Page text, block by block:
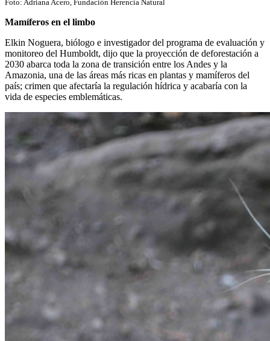
Foto: Adriana Acero, Fundación Herencia Natural
Mamíferos en el limbo
Elkin Noguera, biólogo e investigador del programa de evaluación y
monitoreo del Humboldt, dijo que la proyección de deforestación a
2030 abarca toda la zona de transición entre los Andes y la
Amazonia, una de las áreas más ricas en plantas y mamíferos del
país; crimen que afectaría la regulación hídrica y acabaría con la
vida de especies emblemáticas.